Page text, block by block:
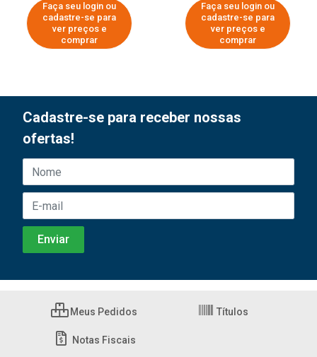
Faça seu login ou
cadastre-se para
ver preços e
comprar
Faça seu login ou
cadastre-se para
ver preços e
comprar
Cadastre-se para receber nossas
ofertas!
Meus Pedidos Títulos
Notas Fiscais